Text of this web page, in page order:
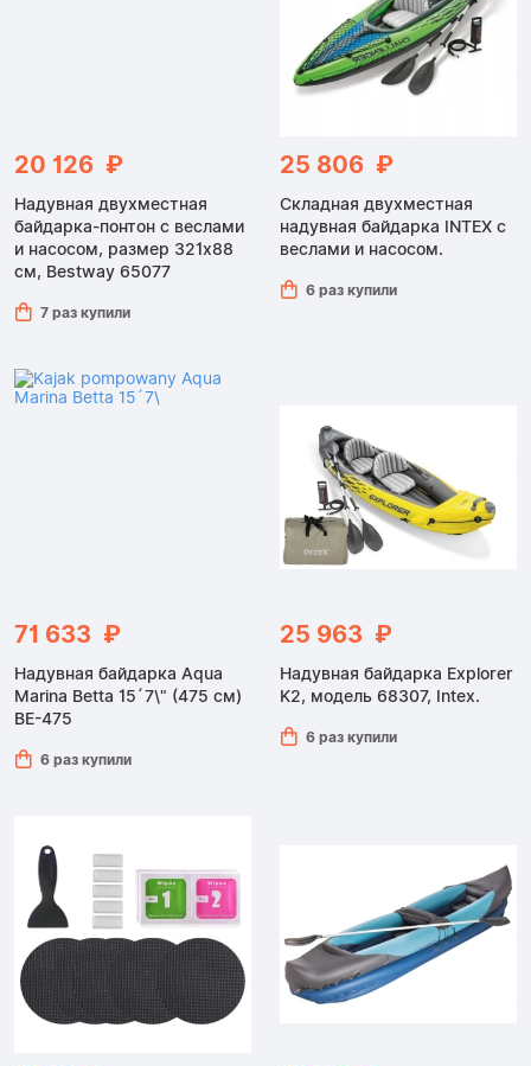
20 126 ₽
Надувная двухместная
байдарка-понтон с веслами
и насосом, размер 321x88
см, Bestway 65077
7 раз купили
25 806 ₽
Складная двухместная
надувная байдарка INTEX с
веслами и насосом.
6 раз купили
71 633 ₽
Надувная байдарка Aqua
Marina Betta 15´7\" (475 см)
BE-475
6 раз купили
25 963 ₽
Надувная байдарка Explorer
K2, модель 68307, Intex.
6 раз купили